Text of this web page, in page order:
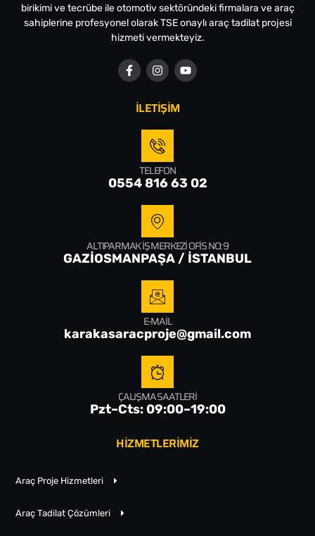
birikimi ve tecrübe ile otomotiv sektöründeki firmalara ve araç
sahiplerine profesyonel olarak TSE onaylı araç tadilat projesi
hizmeti vermekteyiz.
İLETİŞİM
TELEFON
0554 816 63 02
ALTIPARMAK İŞ MERKEZI OFIS NO: 9
GAZİOSMANPAŞA / İSTANBUL
E-MAIL
karakasaracproje@gmail.com
ÇALIŞMA SAATLERI
Pzt–Cts: 09:00–19:00
HİZMETLERİMİZ
Araç Proje Hizmetleri
Araç Tadilat Çözümleri